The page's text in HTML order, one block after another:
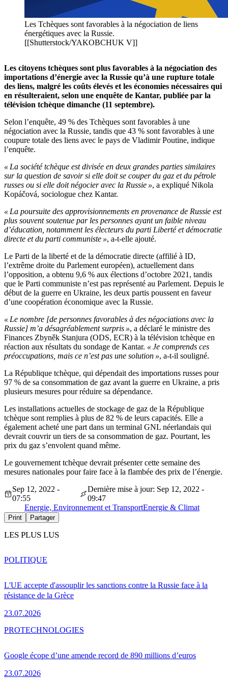
Les Tchèques sont favorables à la négociation de liens
énergétiques avec la Russie.
[[Shutterstock/YAKOBCHUK V]]
Les citoyens tchèques sont plus favorables à la négociation des
importations d’énergie avec la Russie qu’à une rupture totale
des liens, malgré les coûts élevés et les économies nécessaires qui
en résulteraient, selon une enquête de Kantar, publiée par la
télévision tchèque dimanche (11 septembre).
Selon l’enquête, 49 % des Tchèques sont favorables à une
négociation avec la Russie, tandis que 43 % sont favorables à une
coupure totale des liens avec le pays de Vladimir Poutine, indique
l’enquête.
« La société tchèque est divisée en deux grandes parties similaires
sur la question de savoir si elle doit se couper du gaz et du pétrole
russes ou si elle doit négocier avec la Russie », a expliqué Nikola
Kopáčová, sociologue chez Kantar.
« La poursuite des approvisionnements en provenance de Russie est
plus souvent soutenue par les personnes ayant un faible niveau
d’éducation, notamment les électeurs du parti Liberté et démocratie
directe et du parti communiste », a-t-elle ajouté.
Le Parti de la liberté et de la démocratie directe (affilié à ID,
l’extrême droite du Parlement européen), actuellement dans
l’opposition, a obtenu 9,6 % aux élections d’octobre 2021, tandis
que le Parti communiste n’est pas représenté au Parlement. Depuis le
début de la guerre en Ukraine, les deux partis poussent en faveur
d’une coopération économique avec la Russie.
« Le nombre [de personnes favorables à des négociations avec la
Russie] m’a désagréablement surpris », a déclaré le ministre des
Finances Zbyněk Stanjura (ODS, ECR) à la télévision tchèque en
réaction aux résultats du sondage de Kantar. «Je comprends ces
préoccupations, mais ce n’est pas une solution », a-t-il souligné.
La République tchèque, qui dépendait des importations russes pour
97 % de sa consommation de gaz avant la guerre en Ukraine, a pris
plusieurs mesures pour réduire sa dépendance.
Les installations actuelles de stockage de gaz de la République
tchèque sont remplies à plus de 82 % de leurs capacités. Elle a
également acheté une part dans un terminal GNL néerlandais qui
devrait couvrir un tiers de sa consommation de gaz. Pourtant, les
prix du gaz s’envolent quand même.
Le gouvernement tchèque devrait présenter cette semaine des
mesures nationales pour faire face à la flambée des prix de l’énergie.
Sep 12, 2022 -
07:55
Dernière mise à jour: Sep 12, 2022 -
09:47
Energie, Environnement et TransportEnergie & Climat
Print Partager
LES PLUS LUS
L'UE accepte d'assouplir les sanctions contre la Russie face à la
résistance de la Grèce
23.07.2026
POLITIQUE
Google écope d’une amende record de 890 millions d’euros
23.07.2026
PROTECHNOLOGIES